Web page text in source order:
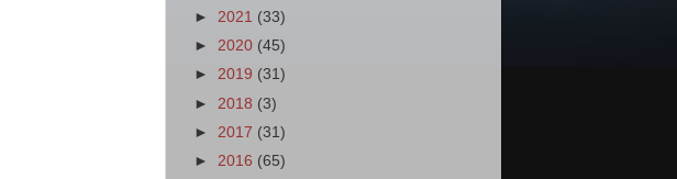
► 2021 (33)
► 2020 (45)
► 2019 (31)
► 2018 (3)
► 2017 (31)
► 2016 (65)